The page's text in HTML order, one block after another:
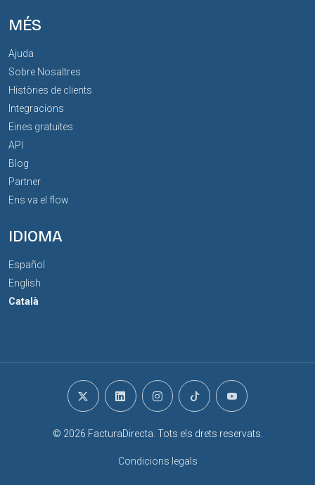
MÉS
Ajuda
Sobre Nosaltres
Històries de clients
Integracions
Eines gratuïtes
API
Blog
Partner
Ens va el flow
IDIOMA
Español
English
Català
© 2026 FacturaDirecta. Tots els drets reservats.
Condicions legals